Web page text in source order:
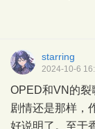
starring
2024-10-6
OPED和VN的裂
剧情还是那样，
好说明了。至于